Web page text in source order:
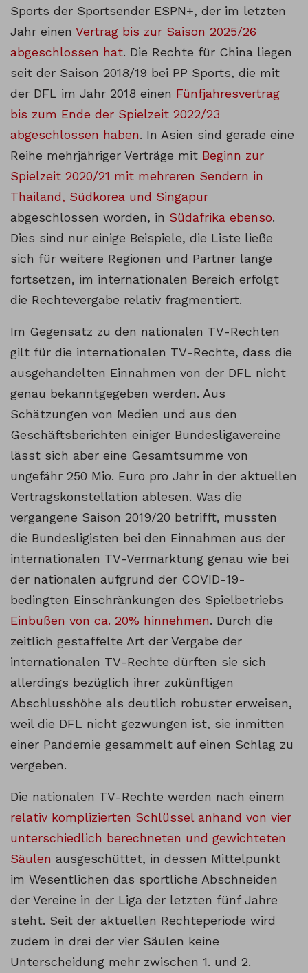
Sports der Sportsender ESPN+, der im letzten
Jahr einen Vertrag bis zur Saison 2025/26
abgeschlossen hat. Die Rechte für China liegen
seit der Saison 2018/19 bei PP Sports, die mit
der DFL im Jahr 2018 einen Fünfjahresvertrag
bis zum Ende der Spielzeit 2022/23
abgeschlossen haben. In Asien sind gerade eine
Reihe mehrjähriger Verträge mit Beginn zur
Spielzeit 2020/21 mit mehreren Sendern in
Thailand, Südkorea und Singapur
abgeschlossen worden, in Südafrika ebenso.
Dies sind nur einige Beispiele, die Liste ließe
sich für weitere Regionen und Partner lange
fortsetzen, im internationalen Bereich erfolgt
die Rechtevergabe relativ fragmentiert.
Im Gegensatz zu den nationalen TV-Rechten
gilt für die internationalen TV-Rechte, dass die
ausgehandelten Einnahmen von der DFL nicht
genau bekanntgegeben werden. Aus
Schätzungen von Medien und aus den
Geschäftsberichten einiger Bundesligavereine
lässt sich aber eine Gesamtsumme von
ungefähr 250 Mio. Euro pro Jahr in der aktuellen
Vertragskonstellation ablesen. Was die
vergangene Saison 2019/20 betrifft, mussten
die Bundesligisten bei den Einnahmen aus der
internationalen TV-Vermarktung genau wie bei
der nationalen aufgrund der COVID-19-
bedingten Einschränkungen des Spielbetriebs
Einbußen von ca. 20% hinnehmen. Durch die
zeitlich gestaffelte Art der Vergabe der
internationalen TV-Rechte dürften sie sich
allerdings bezüglich ihrer zukünftigen
Abschlusshöhe als deutlich robuster erweisen,
weil die DFL nicht gezwungen ist, sie inmitten
einer Pandemie gesammelt auf einen Schlag zu
vergeben.
Die nationalen TV-Rechte werden nach einem
relativ komplizierten Schlüssel anhand von vier
unterschiedlich berechneten und gewichteten
Säulen ausgeschüttet, in dessen Mittelpunkt
im Wesentlichen das sportliche Abschneiden
der Vereine in der Liga der letzten fünf Jahre
steht. Seit der aktuellen Rechteperiode wird
zudem in drei der vier Säulen keine
Unterscheidung mehr zwischen 1. und 2.